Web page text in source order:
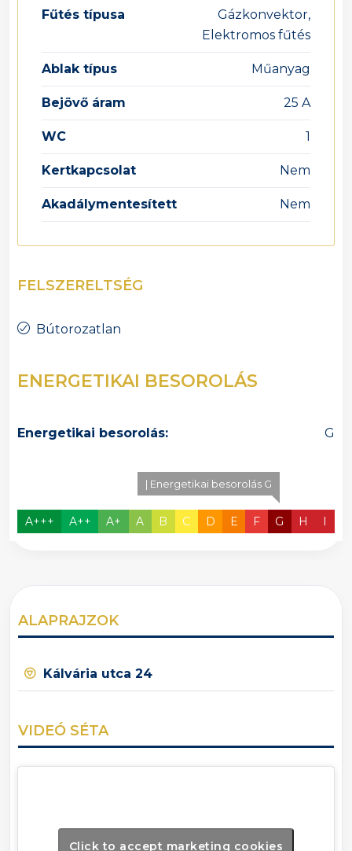
Fűtés típusa
Gázkonvektor,
Elektromos fűtés
Ablak típus Műanyag
Bejövő áram 25 A
WC 1
Kertkapcsolat Nem
Akadálymentesített Nem
FELSZERELTSÉG
Bútorozatlan
ENERGETIKAI BESOROLÁS
Energetikai besorolás: G
A+++ A++ A+ A B C D E F
| Energetikai besorolás G
G H I
ALAPRAJZOK
Kálvária utca 24
VIDEÓ SÉTA
Click to accept marketing cookies